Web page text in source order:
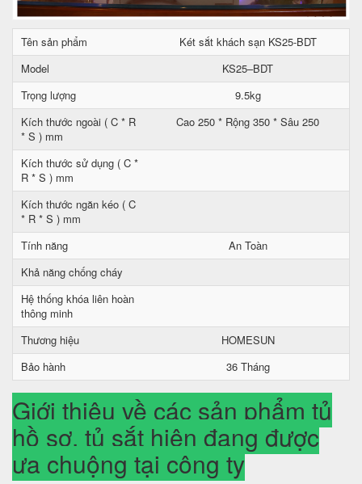
Tên sản phẩm
Két sắt khách sạn KS25-BDT
Model
KS25–BDT
Trọng lượng
9.5kg
Kích thước ngoài ( C * R
* S ) mm
Cao 250 * Rộng 350 * Sâu 250
Kích thước sử dụng ( C *
R * S ) mm
Kích thước ngăn kéo ( C
* R * S ) mm
Tính năng
An Toàn
Khả năng chống cháy
Hệ thống khóa liên hoàn
thông minh
Thương hiệu
HOMESUN
Bảo hành
36 Tháng
Giới thiệu về các sản phẩm tủ
hồ sơ, tủ sắt hiện đang được
ưa chuộng tại công ty